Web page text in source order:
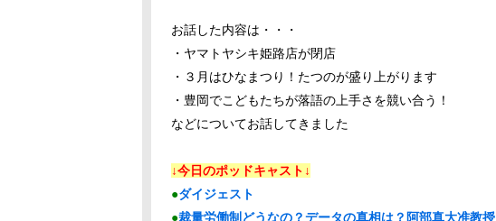
お話した内容は・・・
・ヤマトヤシキ姫路店が閉店
・３月はひなまつり！たつのが盛り上がります
・豊岡でこどもたちが落語の上手さを競い合う！
などについてお話してきました
↓今日のポッドキャスト↓
●ダイジェスト
●裁量労働制どうなの？データの真相は？阿部真大准教授